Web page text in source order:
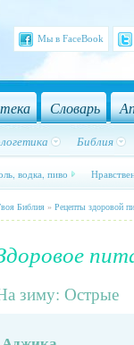
Мы в FaceBook
Словарь
Библия
водка, пиво
Библия » Рецепты здоровой
зиму: Острые